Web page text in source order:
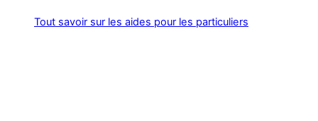
Tout savoir sur les aides pour les particuliers